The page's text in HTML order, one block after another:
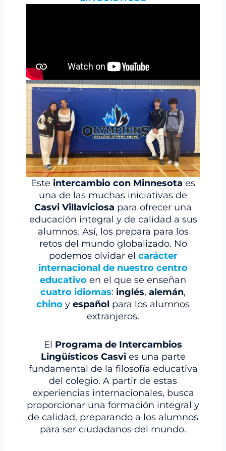
Este intercambio con Minnesota es
una de las muchas iniciativas de
Casvi Villaviciosa para ofrecer una
educación integral y de calidad a sus
alumnos. Así, los prepara para los
retos del mundo globalizado. No
podemos olvidar el carácter
internacional de nuestro centro
educativo en el que se enseñan
cuatro idiomas: inglés, alemán,
chino y español para los alumnos
extranjeros.
El Programa de Intercambios
Lingüísticos Casvies una parte
fundamental de la filosofía educativa
del colegio. A partir de estas
experiencias internacionales, busca
proporcionar una formación integral y
de calidad, preparando a los alumnos
para ser ciudadanos del mundo.